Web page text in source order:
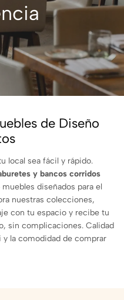
de Diseño
local sea fácil y rápido.
y bancos corridos
diseñados para el
nuestras colecciones,
con tu espacio y recibe tu
sin complicaciones. Calidad
y la comodidad de comprar